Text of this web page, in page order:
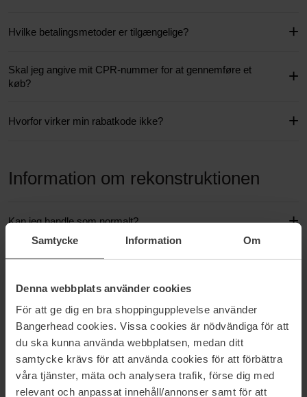
Samtycke Information Om
Denna webbplats använder cookies
För att ge dig en bra shoppingupplevelse använder
Bangerhead cookies. Vissa cookies är nödvändiga för att
du ska kunna använda webbplatsen, medan ditt
samtycke krävs för att använda cookies för att förbättra
våra tjänster, mäta och analysera trafik, förse dig med
relevant och anpassat innehåll/annonser samt för att
Hvilke betalingsmetoder er tilgængelige?
Skal jeg angive mit CPR-nummer for at gennemføre et
køb?
Hvorfor virker min rabatkode ikke?
Information om rekonstruktionen
Kan jeg handle som normalt?
Hvad er en rekonstruktion?
Kompensation